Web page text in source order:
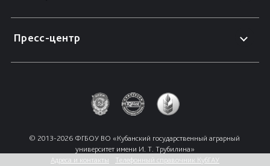
Пресс-центр
© 2013-2026 ФГБОУ ВО «Кубанский государственный аграрный
университет имени И. Т. Трубилина»
Адреса и контакты
Телефонный справочник КубГАУ